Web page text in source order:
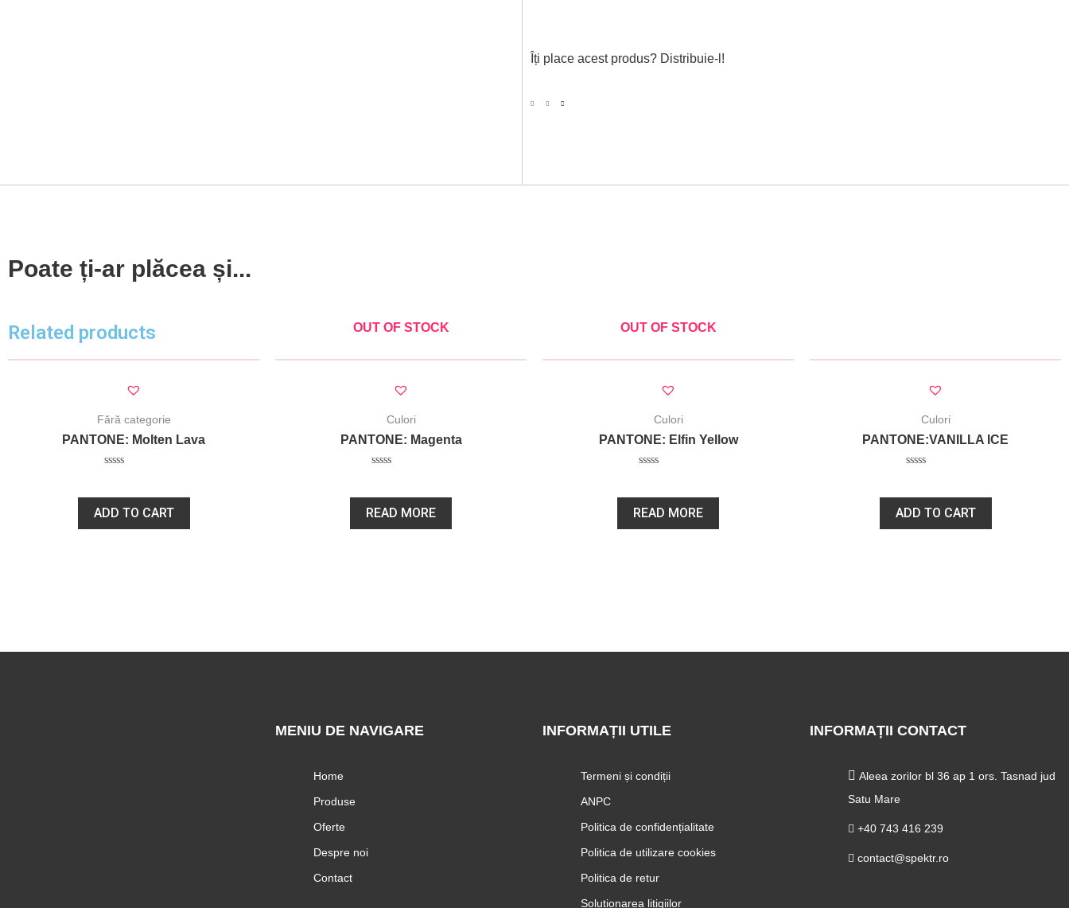
Îți place acest produs? Distribuie-l!
Poate ți-ar plăcea și...
Related products
Fără categorie
PANTONE: Molten Lava
out
of
5
ADD TO CART
OUT OF STOCK
Culori
PANTONE: Magenta
out
of
5
READ MORE
OUT OF STOCK
Culori
PANTONE: Elfin Yellow
out
of
5
READ MORE
Culori
PANTONE:VANILLA ICE
out
of
5
ADD TO CART
MENIU DE NAVIGARE
Home
Produse
Oferte
Despre noi
Contact
INFORMAȚII UTILE
Termeni și condiții
ANPC
Politica de confidențialitate
Politica de utilizare cookies
Politica de retur
Soluționarea litigiilor
INFORMAȚII CONTACT
Aleea zorilor bl 36 ap 1 ors. Tasnad jud
Satu Mare
+40 743 416 239
contact@spektr.ro